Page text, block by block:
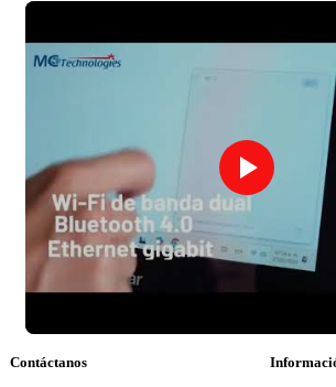
Contáctanos